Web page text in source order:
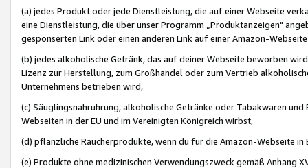
(a) jedes Produkt oder jede Dienstleistung, die auf einer Webseite
eine Dienstleistung, die über unser Programm „Produktanzeigen"
gesponserten Link oder einen anderen Link auf einer Amazon-
(b) jedes alkoholische Getränk, das auf deiner Webseite beworben
Lizenz zur Herstellung, zum Großhandel oder zum Vertrieb
Unternehmens betrieben wird,
(c) Säuglingsnahruhrung, alkoholische Getränke oder Tabakwaren
Webseiten in der EU und im Vereinigten Königreich wirbst,
(d) pflanzliche Raucherprodukte, wenn du für die Amazon-Webseite in
(e) Produkte ohne medizinischen Verwendungszweck gemäß Anhang